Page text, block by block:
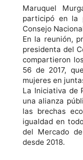
Maruquel
participó en la
Consejo
En la reunión,
presidenta del
compartieron
56 de 2017,
mujeres en
La Iniciativa de
una alianza
las brechas
igualdad en
del Mercado
desde 2018.